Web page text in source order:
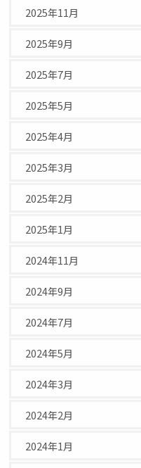
2025年11月
2025年9月
2025年7月
2025年5月
2025年4月
2025年3月
2025年2月
2025年1月
2024年11月
2024年9月
2024年7月
2024年5月
2024年3月
2024年2月
2024年1月